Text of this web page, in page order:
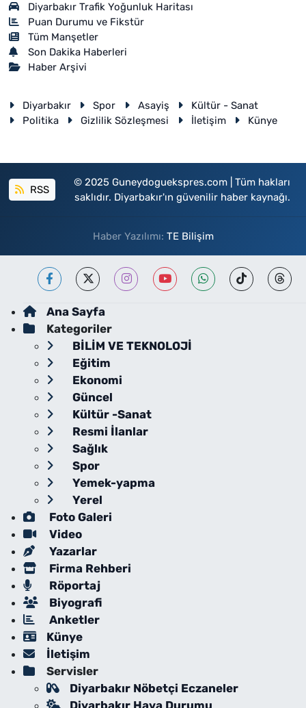
Diyarbakır Trafik Yoğunluk Haritası
Puan Durumu ve Fikstür
Tüm Manşetler
Son Dakika Haberleri
Haber Arşivi
Diyarbakır Spor Asayiş
Kültür - Sanat
Politika
Gizlilik Sözleşmesi İletişim Künye
RSS
© 2025 Guneydoguekspres.com | Tüm hakları
saklıdır. Diyarbakır'ın güvenilir haber kaynağı.
Haber Yazılımı: TE Bilişim
Ana Sayfa
Kategoriler
BİLİM VE TEKNOLOJİ
Eğitim
Ekonomi
Güncel
Kültür -Sanat
Resmi İlanlar
Sağlık
Spor
Yemek-yapma
Yerel
Foto Galeri
Video
Yazarlar
Firma Rehberi
Röportaj
Biyografi
Anketler
Künye
İletişim
Servisler
Diyarbakır Nöbetçi Eczaneler
Diyarbakır Hava Durumu